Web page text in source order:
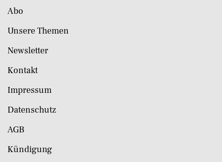
Abo
Unsere Themen
Newsletter
Kontakt
Impressum
Datenschutz
AGB
Kündigung